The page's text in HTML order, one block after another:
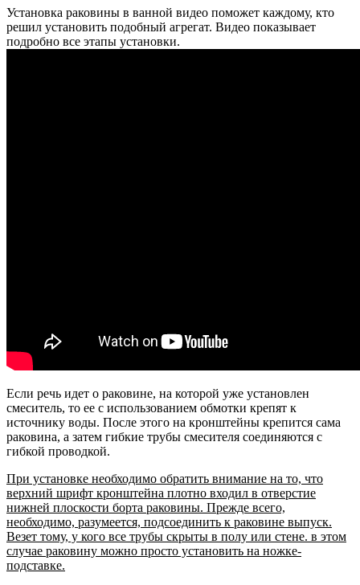
Установка раковины в ванной видео поможет каждому, кто
решил установить подобный агрегат. Видео показывает
подробно все этапы установки.
Если речь идет о раковине, на которой уже установлен
смеситель, то ее с использованием обмотки крепят к
источнику воды. После этого на кронштейны крепится сама
раковина, а затем гибкие трубы смесителя соединяются с
гибкой проводкой.
При установке необходимо обратить внимание на то, что
верхний шрифт кронштейна плотно входил в отверстие
нижней плоскости борта раковины. Прежде всего,
необходимо, разумеется, подсоединить к раковине выпуск.
Везет тому, у кого все трубы скрыты в полу или стене. в этом
случае раковину можно просто установить на ножке-
подставке.